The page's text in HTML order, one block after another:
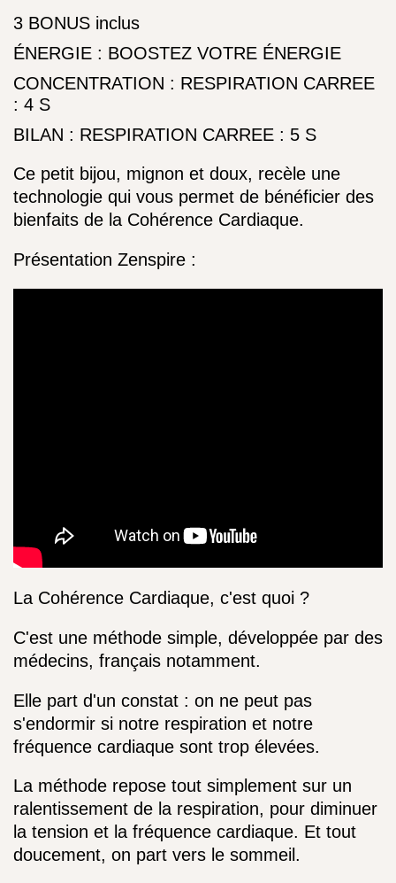
3 BONUS inclus
ÉNERGIE : BOOSTEZ VOTRE ÉNERGIE
CONCENTRATION : RESPIRATION CARREE
: 4 S
BILAN : RESPIRATION CARREE : 5 S
Ce petit bijou, mignon et doux, recèle une
technologie qui vous permet de bénéficier des
bienfaits de la Cohérence Cardiaque.
Présentation Zenspire :
La Cohérence Cardiaque, c'est quoi ?
C'est une méthode simple, développée par des
médecins, français notamment.
Elle part d'un constat : on ne peut pas
s'endormir si notre respiration et notre
fréquence cardiaque sont trop élevées.
La méthode repose tout simplement sur un
ralentissement de la respiration, pour diminuer
la tension et la fréquence cardiaque. Et tout
doucement, on part vers le sommeil.